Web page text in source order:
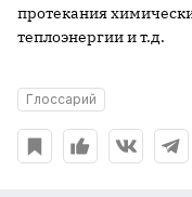
протекания
теплоэнергии и т.д.
Глоссарий